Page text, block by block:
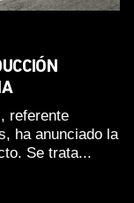
referente
ha anunciado la
Se trata...